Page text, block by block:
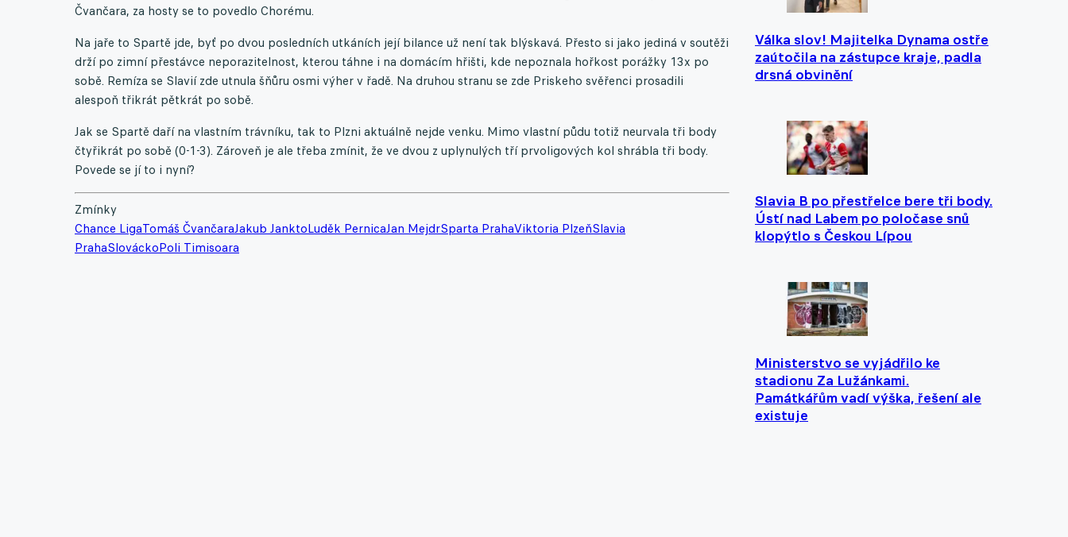
Válka slov! Majitelka Dynama ostře
zaútočila na zástupce kraje, padla
drsná obvinění
Slavia B po přestřelce bere tři body.
Ústí nad Labem po poločase snů
klopýtlo s Českou Lípou
Ministerstvo se vyjádřilo ke
stadionu Za Lužánkami.
Památkářům vadí výška, řešení ale
existuje
Čvančara, za hosty se to povedlo Chorému.
Na jaře to Spartě jde, byť po dvou posledních utkáních její bilance už není tak blýskavá. Přesto si jako jediná v soutěži
drží po zimní přestávce neporazitelnost, kterou táhne i na domácím hřišti, kde nepoznala hořkost porážky 13x po
sobě. Remíza se Slavií zde utnula šňůru osmi výher v řadě. Na druhou stranu se zde Priskeho svěřenci prosadili
alespoň třikrát pětkrát po sobě.
Jak se Spartě daří na vlastním trávníku, tak to Plzni aktuálně nejde venku. Mimo vlastní půdu totiž neurvala tři body
čtyřikrát po sobě (0-1-3). Zároveň je ale třeba zmínit, že ve dvou z uplynulých tří prvoligových kol shrábla tři body.
Povede se jí to i nyní?
Zmínky
Chance LigaTomáš ČvančaraJakub JanktoLuděk PernicaJan MejdrSparta PrahaViktoria PlzeňSlavia
PrahaSlováckoPoli Timisoara